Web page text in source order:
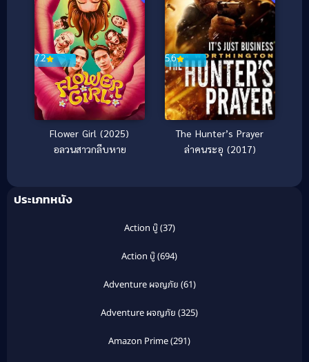
7.2
Flower Girl (2025)
อลวนสาวกลีบหาย
5.6
The Hunter’s Prayer
ล่าคนระอุ (2017)
ประเภทหนัง
Action บู๊(37)
Action บู๊(694)
Adventure ผจญภัย (61)
Adventure ผจญภัย (325)
Amazon Prime(291)